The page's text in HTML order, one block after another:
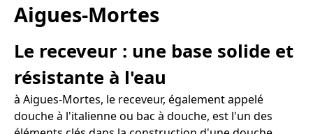
Aigues-Mortes
Le receveur : une base solide et
résistante à l'eau
à Aigues-Mortes, le receveur, également appelé
douche à l'italienne ou bac à douche, est l'un des